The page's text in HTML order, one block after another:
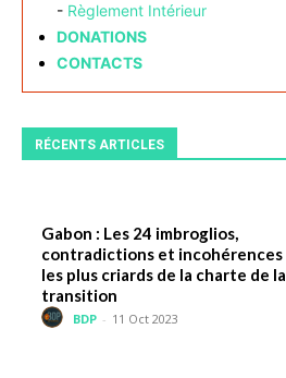
- Règlement Intérieur
DONATIONS
CONTACTS
RÉCENTS ARTICLES
Gabon : Les 24 imbroglios,
contradictions et incohérences
les plus criards de la charte de la
transition
BDP - 11 Oct 2023